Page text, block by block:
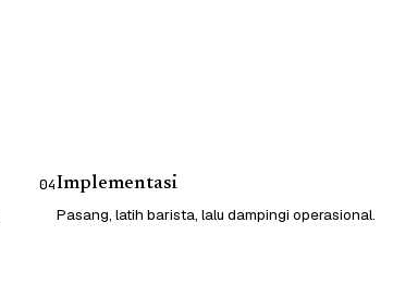
04Implementasi
Pasang, latih barista, lalu dampingi operasional.